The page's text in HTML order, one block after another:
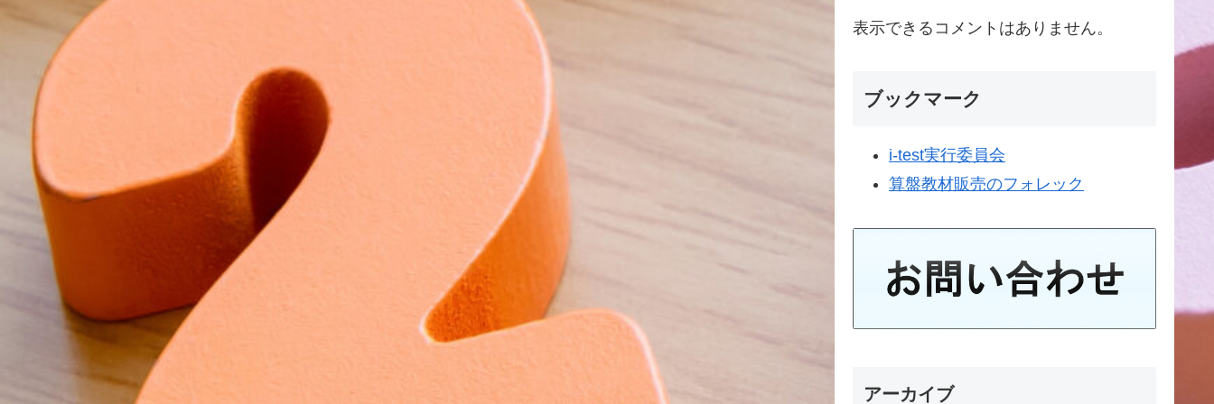
表示できるコメントはありません。
ブックマーク
i-test実行委員会
算盤教材販売のフォレック
アーカイブ